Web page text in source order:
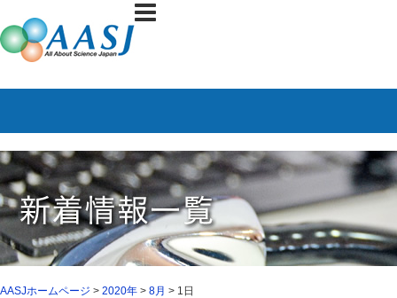
AASJホームページ > 2020年 > 8月 > 1日